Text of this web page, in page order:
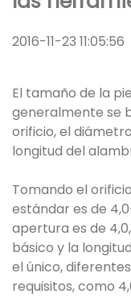
2016-11-23 11:05:56
El tamaño de la
generalmente se
orificio, el
longitud del
Tomando el
estándar es de
apertura es de
básico y la
el único,
requisitos, como